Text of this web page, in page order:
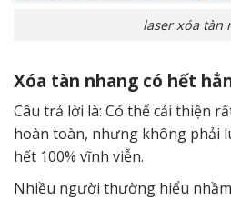
laser xóa tàn
Xóa tàn nhang có hết
Câu trả lời là: Có thể cải thiện
hoàn toàn, nhưng không phải
hết 100% vĩnh viễn.
Nhiều người thường hiểu